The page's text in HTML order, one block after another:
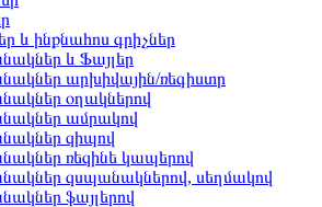
և ինքնահոս գրիչներ
և Ֆայլեր
արխիվային/ռեգիստր
օղակներով
ամրակով
զիպով
ռեզինե կապերով
զսպանակներով, սեղմակով
ֆայլերով